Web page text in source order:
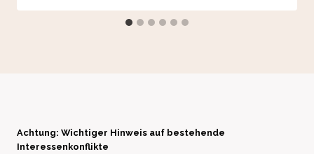
Achtung: Wichtiger Hinweis auf bestehende
Interessenkonflikte